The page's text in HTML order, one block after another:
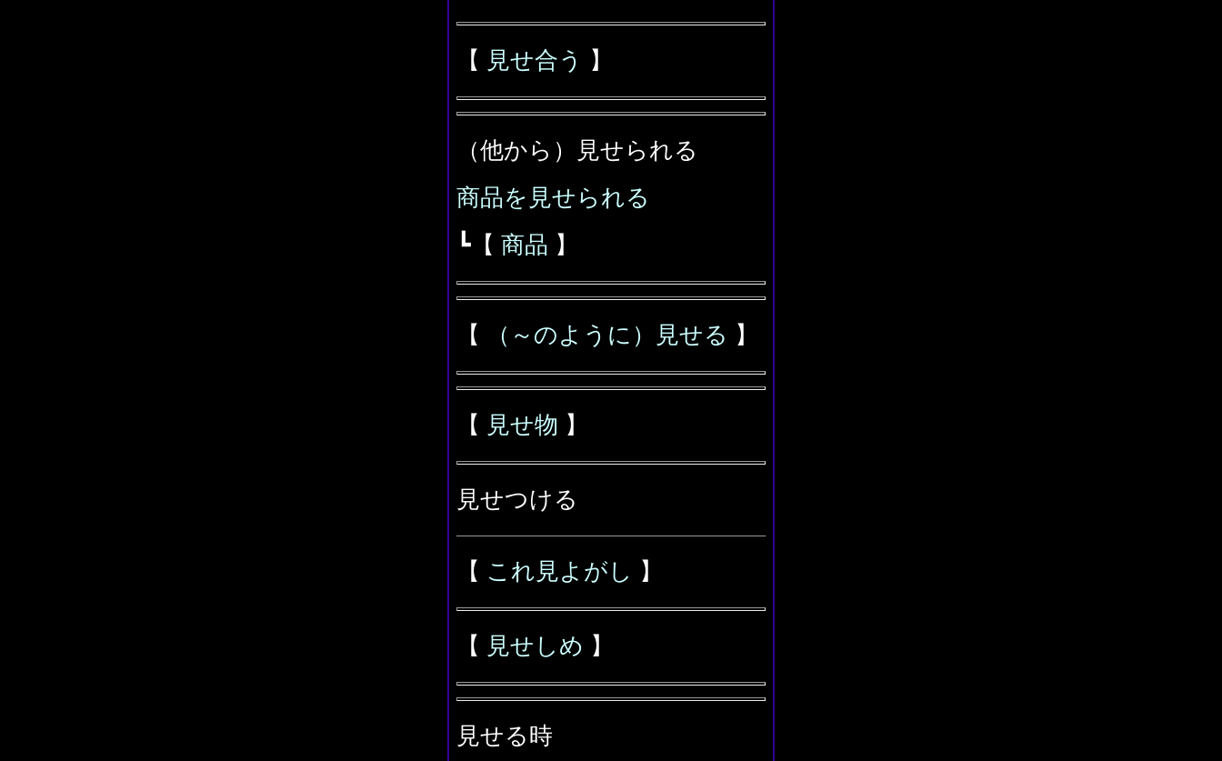
【 見せ合う 】
（他から）見せられる
商品を見せられる
┗【 商品 】
【 （～のように）見せる 】
【 見せ物 】
見せつける
【 これ見よがし 】
【 見せしめ 】
見せる時